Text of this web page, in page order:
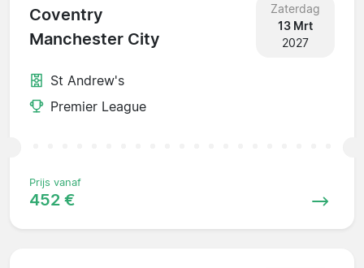
Coventry
Manchester City
Zaterdag
13 Mrt
2027
St Andrew's
Premier League
Prijs vanaf
452 €